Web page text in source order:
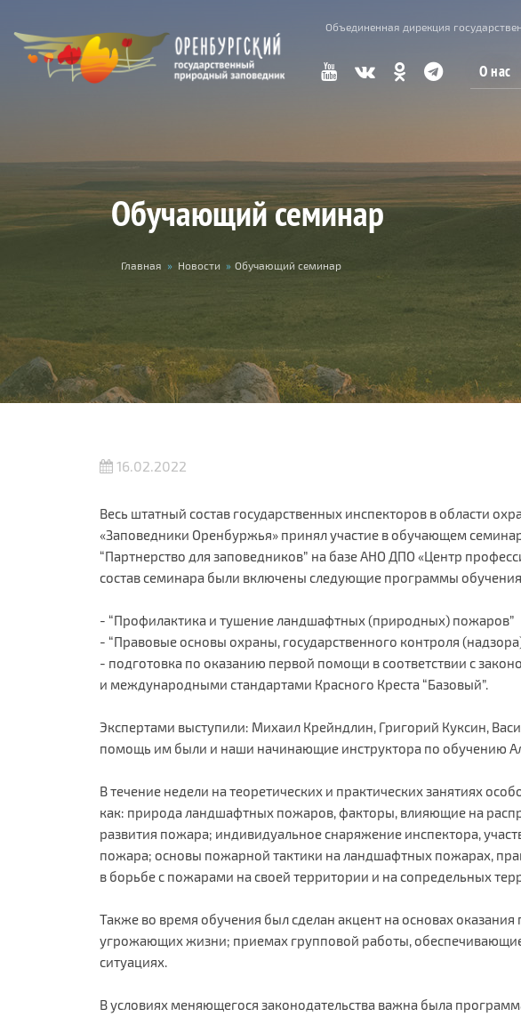
Объединенная дирекция
О нас
Обучающий семинар
Вы здесь
Главная » Новости » Обучающий семинар
16.02.2022
Весь штатный состав государственных инспекторов в области
«Заповедники Оренбуржья» принял участие в обучающем
“Партнерство для заповедников” на базе АНО ДПО «Центр
состав семинара были включены следующие программы
- “Профилактика и тушение ландшафтных (природных) пожаров”
- “Правовые основы охраны, государственного контроля
- подготовка по оказанию первой помощи в соответствии с
и международными стандартами Красного Креста “Базовый”.
Экспертами выступили: Михаил Крейндлин, Григорий Куксин,
помощь им были и наши начинающие инструктора по обучению
В течение недели на теоретических и практических занятиях
как: природа ландшафтных пожаров, факторы, влияющие на
развития пожара; индивидуальное снаряжение инспектора,
пожара; основы пожарной тактики на ландшафтных пожарах,
в борьбе с пожарами на своей территории и на сопредельных
Также во время обучения был сделан акцент на основах
угрожающих жизни; приемах групповой работы,
ситуациях.
В условиях меняющегося законодательства важна была